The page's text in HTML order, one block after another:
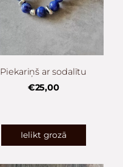
Piekariņš ar sodalītu
€25,00
Ielikt grozā